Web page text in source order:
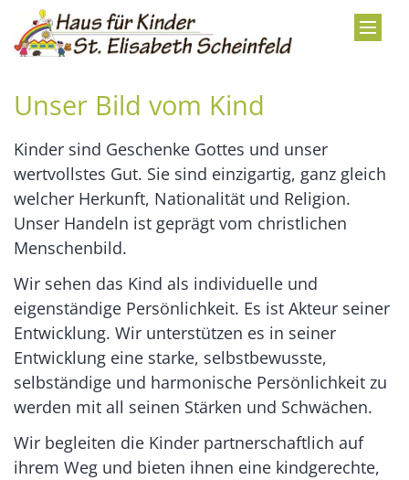
Zum Inhalt springen
Unser Bild vom Kind
Kinder sind Geschenke Gottes und unser
wertvollstes Gut. Sie sind einzigartig, ganz gleich
welcher Herkunft, Nationalität und Religion.
Unser Handeln ist geprägt vom christlichen
Menschenbild.
Wir sehen das Kind als individuelle und
eigenständige Persönlichkeit. Es ist Akteur seiner
Entwicklung. Wir unterstützen es in seiner
Entwicklung eine starke, selbstbewusste,
selbständige und harmonische Persönlichkeit zu
werden mit all seinen Stärken und Schwächen.
Wir begleiten die Kinder partnerschaftlich auf
ihrem Weg und bieten ihnen eine kindgerechte,